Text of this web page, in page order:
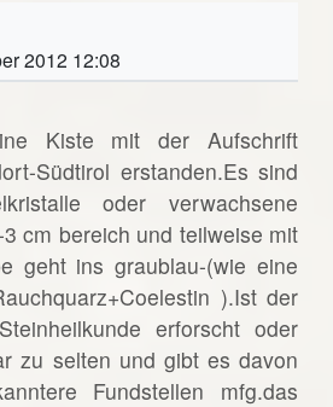
2012 12:08
Kiste mit der Aufschrift
Südtirol erstanden.Es sind
oder verwachsene
cm bereich und teilweise mit
geht ins graublau-(wie eine
).Ist der
erforscht oder
zu selten und gibt es davon
Fundstellen mfg.das